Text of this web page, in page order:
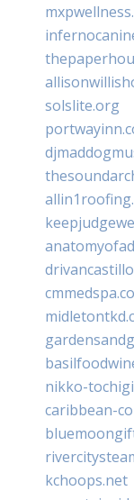
solslite.org
nikko-
caribbean-
kchoops.net